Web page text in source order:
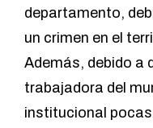
departamento,
un crimen en el
Además, debido a
trabajadora del
institucional